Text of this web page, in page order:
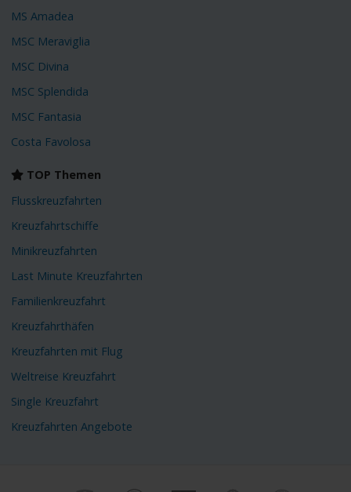
MS Amadea
MSC Meraviglia
MSC Divina
MSC Splendida
MSC Fantasia
Costa Favolosa
TOP Themen
Flusskreuzfahrten
Kreuzfahrtschiffe
Minikreuzfahrten
Last Minute Kreuzfahrten
Familienkreuzfahrt
Kreuzfahrthäfen
Kreuzfahrten mit Flug
Weltreise Kreuzfahrt
Single Kreuzfahrt
Kreuzfahrten Angebote